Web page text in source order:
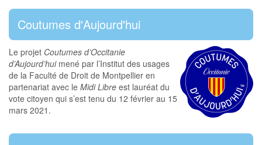
Coutumes d'Aujourd'hui
Le projet Coutumes d’Occitanie
d’Aujourd’huimené par l’Institut des usages
de la Faculté de Droit de Montpellier en
partenariat avec le Midi Libre est lauréat du
vote citoyen qui s’est tenu du 12 février au 15
mars 2021.